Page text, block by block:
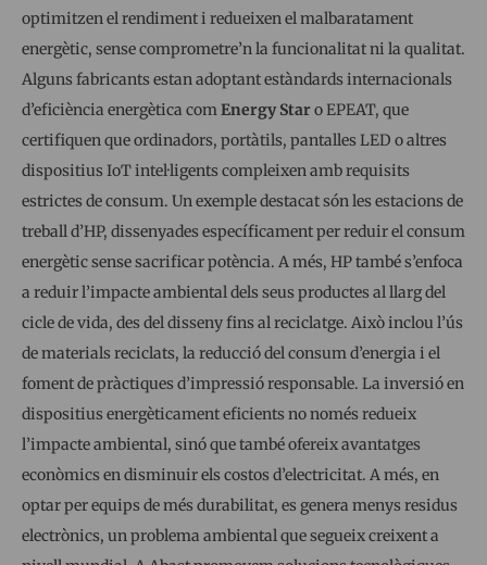
optimitzen el rendiment i redueixen el malbaratament
energètic, sense comprometre’n la funcionalitat ni la qualitat.
Alguns fabricants estan adoptant estàndards internacionals
d’eficiència energètica comEnergy Star o EPEAT, que
certifiquen que ordinadors, portàtils, pantalles LED o altres
dispositius IoT intel·ligents compleixen amb requisits
estrictes de consum. Un exemple destacat són les estacions de
treball d’HP, dissenyades específicament per reduir el consum
energètic sense sacrificar potència. A més, HP també s’enfoca
a reduir l’impacte ambiental dels seus productes al llarg del
cicle de vida, des del disseny fins al reciclatge. Això inclou l’ús
de materials reciclats, la reducció del consum d’energia i el
foment de pràctiques d’impressió responsable. La inversió en
dispositius energèticament eficients no només redueix
l’impacte ambiental, sinó que també ofereix avantatges
econòmics en disminuir els costos d’electricitat. A més, en
optar per equips de més durabilitat, es genera menys residus
electrònics, un problema ambiental que segueix creixent a